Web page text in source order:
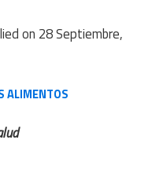
on 28 Septiembre,
ALIMENTOS